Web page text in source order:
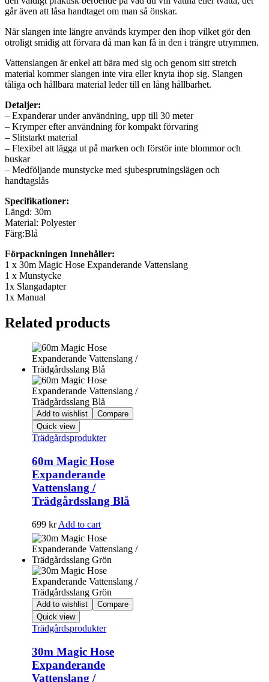
går även att låsa handtaget om man så önskar.
När slangen inte längre används krymper den ihop vilket gör den
otroligt smidig att förvara då man kan få in den i trängre utrymmen.
Vattenslangen är enkel att bära med sig och genom sitt stretch
material kommer slangen inte vira eller knyta ihop sig. Slangen
tåliga och hållbara material leder till en lång hållbarhet.
Detaljer:
– Expanderar under användning, upp till 30 meter
– Krymper efter användning för kompakt förvaring
– Slitstarkt material
– Flexibel att lägga ut på marken och förstör inte blommor och
buskar
– Medföljande munstycke med sjubesprutningslägen och
handtagslås
Specifikationer:
Längd: 30m
Material: Polyester
Färg:Blå
Förpackningen Innehåller:
1 x 30m Magic Hose Expanderande Vattenslang
1 x Munstycke
1x Slangadapter
1x Manual
Related products
Add to wishlist
Compare
Quick view
Trädgårdsprodukter
60m Magic Hose
Expanderande
Vattenslang /
Trädgårdsslang Blå
699 kr Add to cart
Add to wishlist
Compare
Quick view
Trädgårdsprodukter
30m Magic Hose
Expanderande
Vattenslang /